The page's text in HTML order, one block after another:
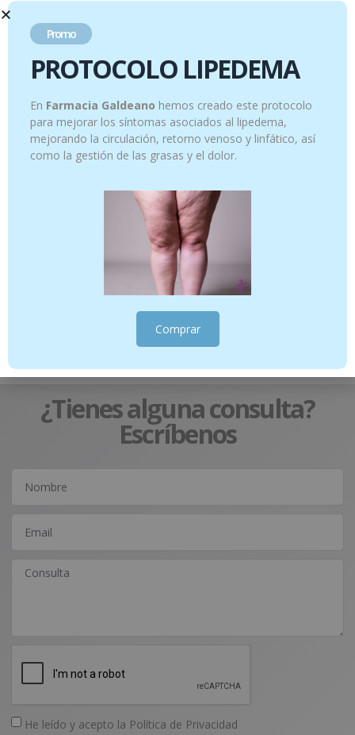
de peso 60 cápsulas
€
Añadir al carrito Añadir al carrito
XTRASLIM 700 MUJER 120 CAPSULAS
Añadir al carrito
¿Tienes alguna consulta?
Escríbenos
He leído y acepto la Política de Privacidad
Promo
PROTOCOLO LIPEDEMA
En Farmacia Galdeano hemos creado este protocolo
para mejorar los síntomas asociados al lipedema,
mejorando la circulación, retorno venoso y linfático, así
como la gestión de las grasas y el dolor.
Comprar